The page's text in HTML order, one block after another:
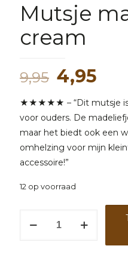
Mutsje
cream
9,95
prijs
was:
9,95.
4,95
prijs
is:
★★★★★ – “Dit mutsje is
voor ouders. De
maar het biedt ook een
omhelzing voor mijn
accessoire!”
12 op voorraad
madeliefjes